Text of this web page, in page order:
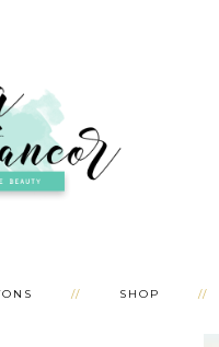
SHOP